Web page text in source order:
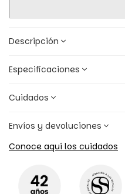
Descripción
Especificaciones
Cuidados
Envíos y devoluciones
Conoce aquí los cuidados